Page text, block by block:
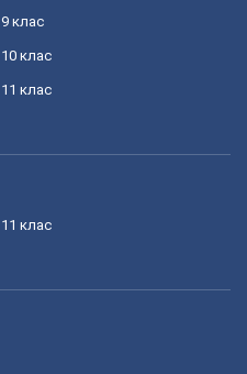
9 клас
10 клас
11 клас
11 клас